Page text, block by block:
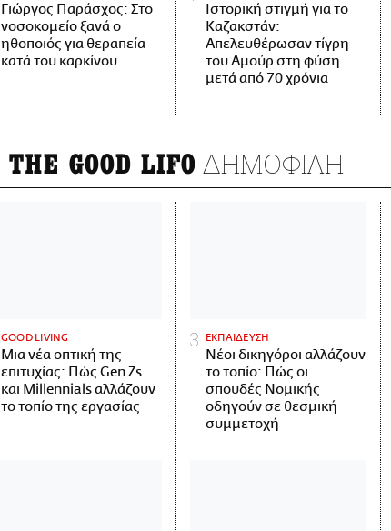
Γιώργος Παράσχος: Στο
νοσοκομείο ξανά ο
ηθοποιός για θεραπεία
κατά του καρκίνου
Ιστορική στιγμή για το
Καζακστάν:
Απελευθέρωσαν τίγρη
του Αμούρ στη φύση
μετά από 70 χρόνια
THE GOOD LIFO ΔΗΜΟΦΙΛΗ
GOOD LIVING
Μια νέα οπτική της
επιτυχίας: Πώς Gen Zs
και Millennials αλλάζουν
το τοπίο της εργασίας
ΕΚΠΑΙΔΕΥΣΗ
Νέοι δικηγόροι αλλάζουν
το τοπίο: Πώς οι
σπουδές Νομικής
οδηγούν σε θεσμική
συμμετοχή